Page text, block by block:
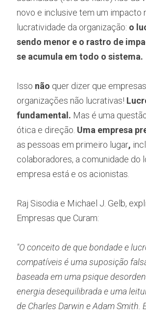
novo e inclusive tem um impacto
lucratividade da organização: o
sendo menor e o rastro de
se acumula em todo o sistema.
Isso não quer dizer que
organizações não lucrativas!
fundamental. Mas é uma
ótica e direção.
as pessoas em primeiro lugar,
colaboradores, a comunidade do
empresa está e os acionistas.
Raj Sisodia e Michael J. Gelb,
Empresas que Curam:
"O conceito de que bondade e
compatíveis é uma suposição
baseada em uma psique
energia desequilibrada e uma
de Charles Darwin e Adam Smith.